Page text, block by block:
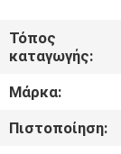
ΣΤΟ
Τόπος
καταγωγής:
Μάρκα:
Πιστοποίηση: